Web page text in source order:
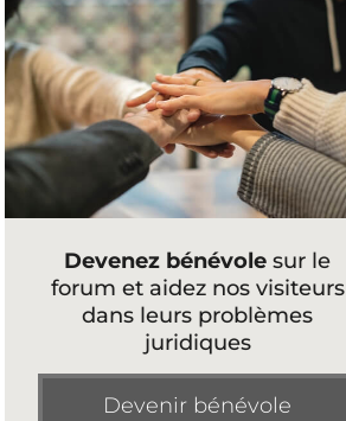
Devenez bénévole sur le
forum et aidez nos visiteurs
dans leurs problèmes
juridiques
Devenir bénévole